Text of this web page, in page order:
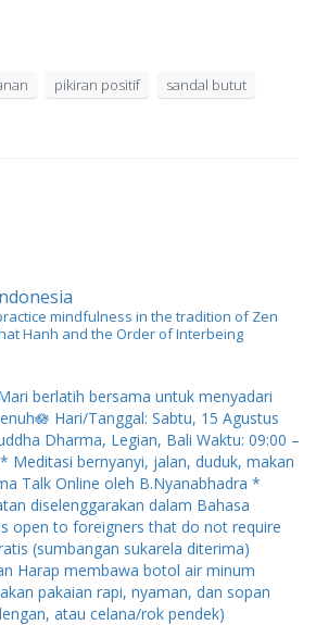
pikiran positif sandal butut
mindfulness in the tradition of Zen
Hanh and the Order of Interbeing